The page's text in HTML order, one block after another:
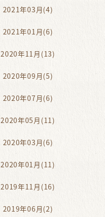
2021年03月(4)
2021年01月(6)
2020年11月(13)
2020年09月(5)
2020年07月(6)
2020年05月(11)
2020年03月(6)
2020年01月(11)
2019年11月(16)
2019年06月(2)